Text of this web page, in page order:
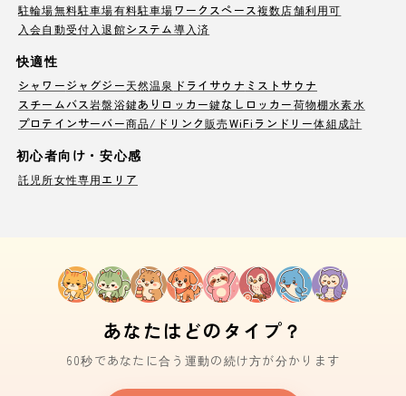
駐輪場無料駐車場有料駐車場ワークスペース複数店舗利用可
入会自動受付 入退館システム導入済
快適性
シャワージャグジー天然温泉 ドライサウナ ミストサウナ
スチームバス岩盤浴鍵ありロッカー鍵なしロッカー荷物棚水素水
プロテインサーバー商品/ドリンク販売WiFi ランドリー体組成計
初心者向け・安心感
託児所女性専用エリア
あなたはどのタイプ？
60秒であなたに合う運動の続け方が分かります